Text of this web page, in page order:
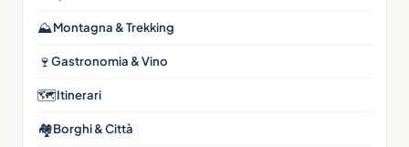
⛰Montagna & Trekking
🍷Gastronomia & Vino
🗺Itinerari
🏘Borghi & Città